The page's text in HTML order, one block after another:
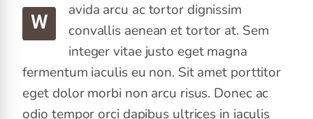
W
avida arcu ac tortor dignissim
convallis aenean et tortor at. Sem
integer vitae justo eget magna
fermentum iaculis eu non. Sit amet porttitor
eget dolor morbi non arcu risus. Donec ac
odio tempor orci dapibus ultrices in iaculis